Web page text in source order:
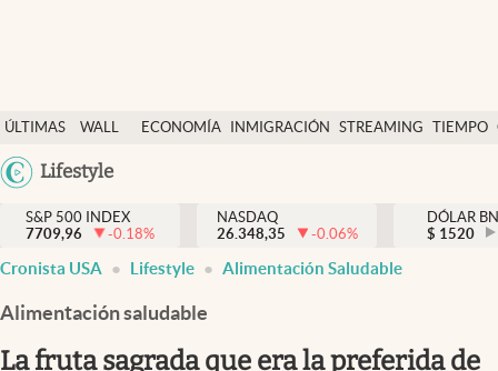
ÚLTIMAS
NOTICIAS
WALL
Y
DÓLAR
ECONOMÍA INMIGRACIÓN STREAMING TIEMPO
México
Lifestyle
Finanzas y economía
Wall Street y dólar
Inmigración
S&P 500 INDEX
7709,96
-0.18%
NASDAQ
26.348,35
-0.06%
DÓLAR
$ 1520
Cronista USA Lifestyle Alimentación Saludable
Alimentación saludable
La fruta sagrada que era la preferida de